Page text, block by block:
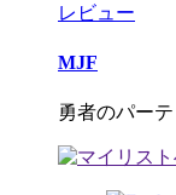
レビュー
MJF
勇者のパー